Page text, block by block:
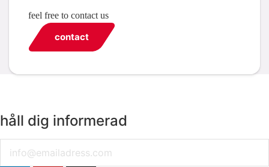
feel free to contact us
contact
håll dig informerad